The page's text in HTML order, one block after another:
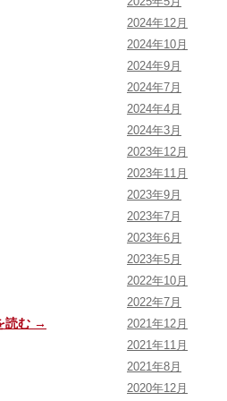
読む →
2024年12月
2024年10月
2024年9月
2024年7月
2024年4月
2024年3月
2023年12月
2023年11月
2023年9月
2023年7月
2023年6月
2023年5月
2022年10月
2022年7月
2021年12月
2021年11月
2021年8月
2020年12月